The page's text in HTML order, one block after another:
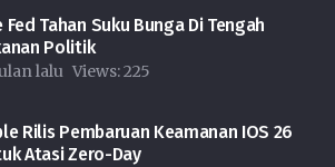
Fed Tahan Suku Bunga Di Tengah
Politik
lalu Views:225
Rilis Pembaruan Keamanan IOS 26
Atasi Zero-Day